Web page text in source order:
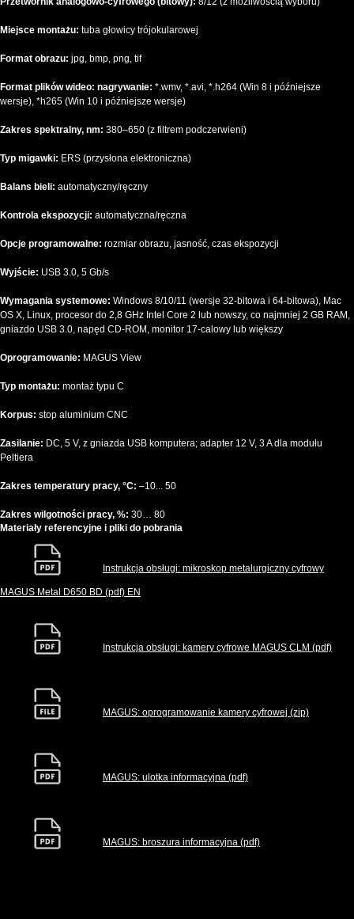
Miejsce montażu: tuba głowicy trójokularowej
Format obrazu: jpg, bmp, png, tif
Format plików wideo: nagrywanie: *.wmv, *.avi, *.h264 (Win 8 i późniejsze
wersje), *h265 (Win 10 i późniejsze wersje)
Zakres spektralny, nm: 380–650 (z filtrem podczerwieni)
Typ migawki: ERS (przysłona elektroniczna)
Balans bieli: automatyczny/ręczny
Kontrola ekspozycji: automatyczna/ręczna
Opcje programowalne: rozmiar obrazu, jasność, czas ekspozycji
Wyjście: USB 3.0, 5 Gb/s
Wymagania systemowe: Windows 8/10/11 (wersje 32-bitowa i 64-bitowa), Mac
OS X, Linux, procesor do 2,8 GHz Intel Core 2 lub nowszy, co najmniej 2 GB RAM,
gniazdo USB 3.0, napęd CD-ROM, monitor 17-calowy lub większy
Oprogramowanie: MAGUS View
Typ montażu: montaż typu C
Korpus: stop aluminium CNC
Zasilanie: DC, 5 V, z gniazda USB komputera; adapter 12 V, 3 A dla modułu
Peltiera
Zakres temperatury pracy, °C: –10... 50
Zakres wilgotności pracy, %: 30… 80
Materiały referencyjne i pliki do pobrania
Instrukcja obsługi: mikroskop metalurgiczny cyfrowy
MAGUS Metal D650 BD (pdf) EN
Instrukcja obsługi: kamery cyfrowe MAGUS CLM (pdf)
MAGUS: oprogramowanie kamery cyfrowej (zip)
MAGUS: ulotka informacyjna (pdf)
MAGUS: broszura informacyjna (pdf)